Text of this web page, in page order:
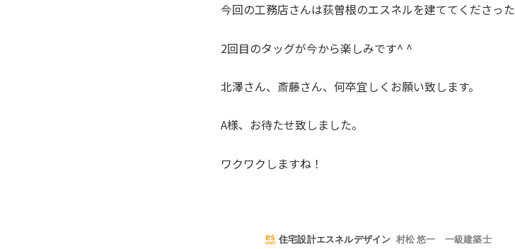
今回の工務店さんは荻曽根のエスネルを建ててくださった
2回目のタッグが今から楽しみです^ ^
北澤さん、斎藤さん、何卒宜しくお願い致します。
A様、お待たせ致しました。
ワクワクしますね！